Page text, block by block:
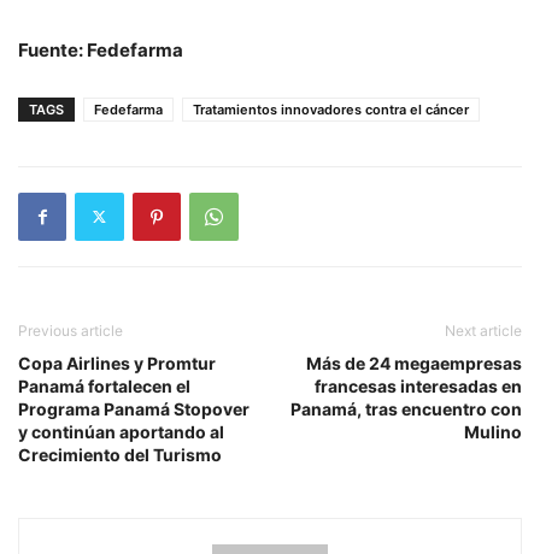
Fuente: Fedefarma
TAGS Fedefarma Tratamientos innovadores contra el cáncer
Previous article
Copa Airlines y Promtur
Panamá fortalecen el
Programa Panamá Stopover
y continúan aportando al
Crecimiento del Turismo
Next article
Más de 24 megaempresas
francesas interesadas en
Panamá, tras encuentro con
Mulino